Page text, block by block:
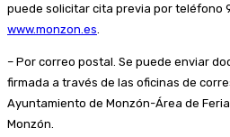
puede solicitar cita previa por teléfono
www.monzon.es
– Por correo postal. Se puede enviar
firmada a través de las oficinas de
Ayuntamiento de Monzón-Área de
Monzón.